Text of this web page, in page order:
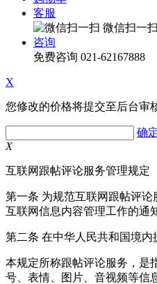
客服
微信扫一扫
咨询
免费咨询 021-62167888
X
您修改的价格将提交至后台审
确
X
互联网跟帖评论服务管理规定
第一条 为规范互联网跟帖评
互联网信息内容管理工作的通
第二条 在中华人民共和国境内
本规定所称跟帖评论服务，是
号、表情、图片、音视频等信